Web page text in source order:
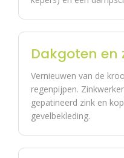
het
basis
in
in
Dakgoten en
Vernieuwen van de
regenpijpen.
gepatineerd zink en
gevelbekleding.